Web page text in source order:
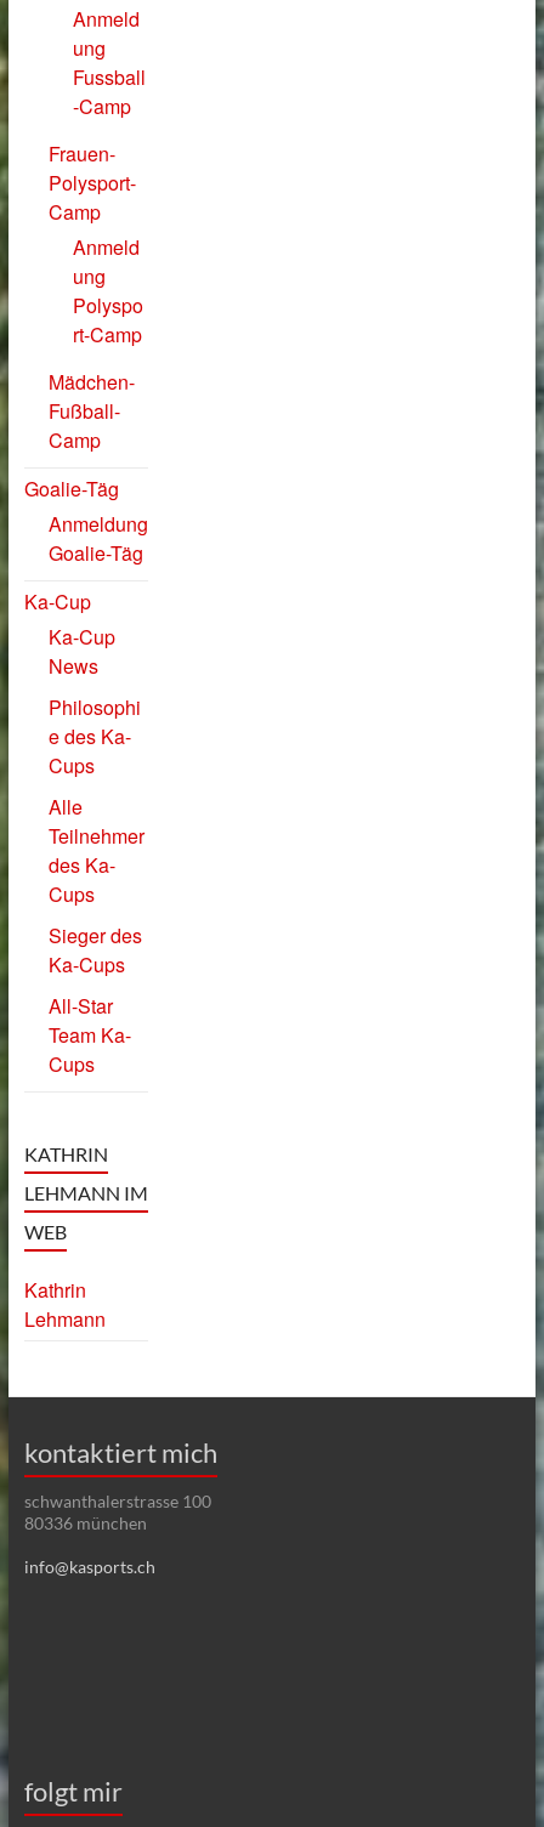
Anmeld
ung
Fussball
-Camp
Frauen-
Polysport-
Camp
Anmeld
ung
Polyspo
rt-Camp
Mädchen-
Fußball-
Camp
Goalie-Täg
Anmeldung
Goalie-Täg
Ka-Cup
Ka-Cup
News
Philosophi
e des Ka-
Cups
Alle
Teilnehmer
des Ka-
Cups
Sieger des
Ka-Cups
All-Star
Team Ka-
Cups
KATHRIN
LEHMANN IM
WEB
Kathrin
Lehmann
kontaktiert mich
schwanthalerstrasse 100
80336 münchen
info@kasports.ch
folgt mir